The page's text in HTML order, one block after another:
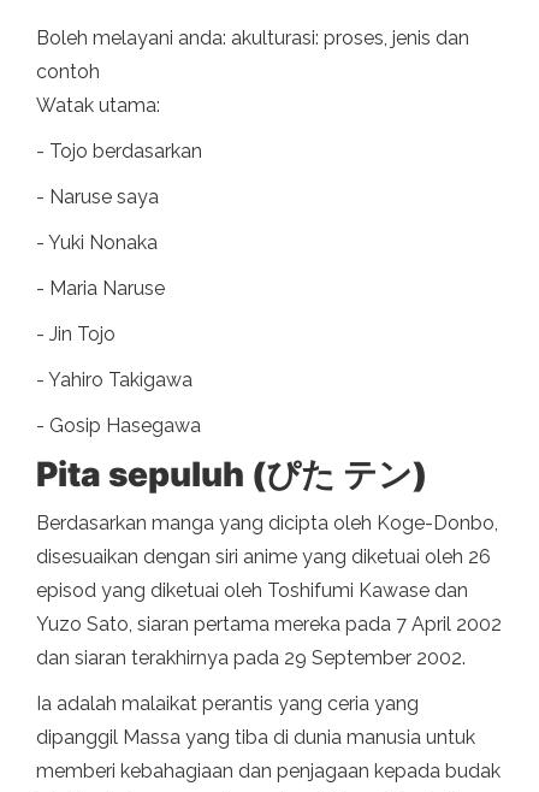
Boleh melayani anda: akulturasi: proses, jenis dan
contoh
Watak utama:
- Tojo berdasarkan
- Naruse saya
- Yuki Nonaka
- Maria Naruse
- Jin Tojo
- Yahiro Takigawa
- Gosip Hasegawa
Pita sepuluh (ぴた テン)
Berdasarkan manga yang dicipta oleh Koge-Donbo,
disesuaikan dengan siri anime yang diketuai oleh 26
episod yang diketuai oleh Toshifumi Kawase dan
Yuzo Sato, siaran pertama mereka pada 7 April 2002
dan siaran terakhirnya pada 29 September 2002.
Ia adalah malaikat perantis yang ceria yang
dipanggil Massa yang tiba di dunia manusia untuk
memberi kebahagiaan dan penjagaan kepada budak